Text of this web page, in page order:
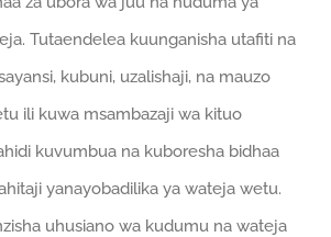
Tutaendelea kuunganisha utafiti na
kubuni, uzalishaji, na mauzo
ili kuwa msambazaji wa kituo
kuvumbua na kuboresha bidhaa
yanayobadilika ya wateja wetu.
uhusiano wa kudumu na wateja